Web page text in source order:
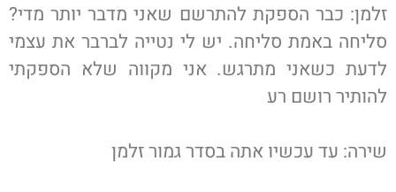
זלמן: כבר הספקת להתרשם שאני מדבר יותר מדי?
סליחה באמת סליחה. יש לי נטייה לברבר את עצמי
לדעת כשאני מתרגש. אני מקווה שלא הספקתי
להותיר רושם רע
שירה: עד עכשיו אתה בסדר גמור זלמן